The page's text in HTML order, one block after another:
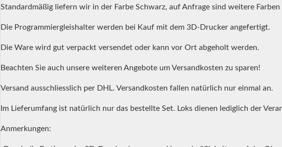
Standardmäßig liefern wir in der Farbe Schwarz, auf Anfrage sind weitere Farben
Die Programmiergleishalter werden bei Kauf mit dem 3D-Drucker angefertigt.
Die Ware wird gut verpackt versendet oder kann vor Ort abgeholt werden.
Beachten Sie auch unsere weiteren Angebote um Versandkosten zu sparen!
Versand ausschliesslich per DHL. Versandkosten fallen natürlich nur einmal an.
Im Lieferumfang ist natürlich nur das bestellte Set. Loks dienen lediglich der
Anmerkungen: